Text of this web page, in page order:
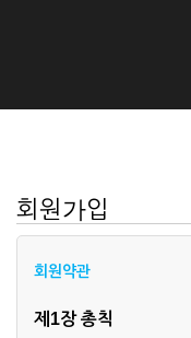
회원가입
회원약관
제1장 총칙